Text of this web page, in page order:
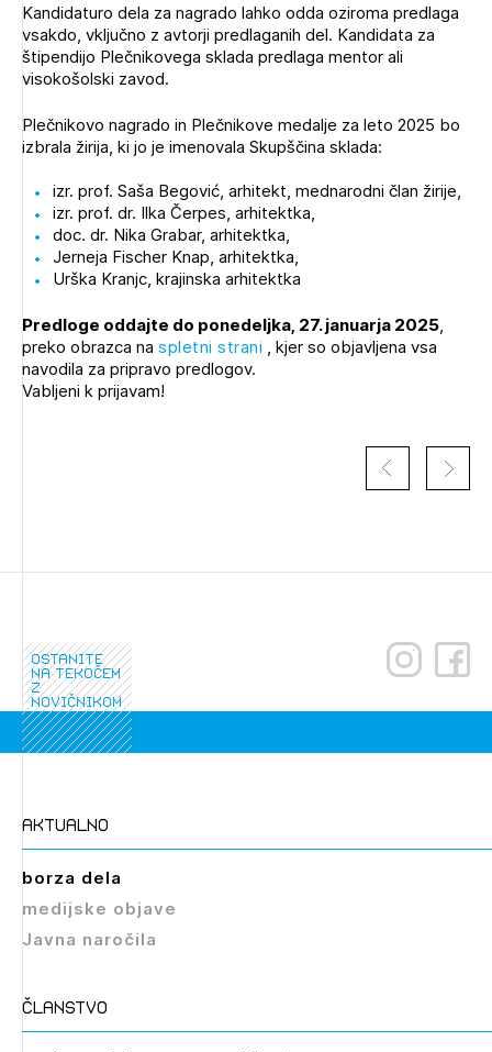
registriranim uporabnikom. Da lahko do nje
Kandidaturo dela za nagrado lahko odda oziroma predlaga
vsakdo, vključno z avtorji predlaganih del. Kandidata za
štipendijo Plečnikovega sklada predlaga mentor ali
visokošolski zavod.
Plečnikovo nagrado in Plečnikove medalje za leto 2025 bo
izbrala žirija, ki jo je imenovala Skupščina sklada:
izr. prof. Saša Begović, arhitekt, mednarodni član žirije,
izr. prof. dr. Ilka Čerpes, arhitektka,
doc. dr. Nika Grabar, arhitektka,
Jerneja Fischer Knap, arhitektka,
Urška Kranjc, krajinska arhitektka
Predloge oddajte do ponedeljka, 27. januarja 2025,
preko obrazca na spletni strani , kjer so objavljena vsa
navodila za pripravo predlogov.
Vabljeni k prijavam!
ostanite
na tekočem
z
novičnikom
aktualno
borza dela
medijske objave
Javna naročila
članstvo